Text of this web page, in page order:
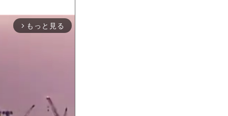
arrow_forward_ios もっと見る